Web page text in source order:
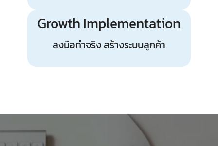
Growth Implementation
ลงมือทำจริง สร้างระบบลูกค้า